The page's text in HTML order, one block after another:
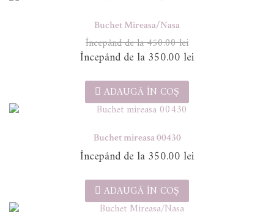
Buchet Mireasa/Nasa
450.00lei
Prețul
fost:
450.00 lei.
350.00 leiPrețul
ADAUGĂ ÎN COȘ
Buchet mireasa 00430
350.00 lei
ADAUGĂ ÎN COȘ